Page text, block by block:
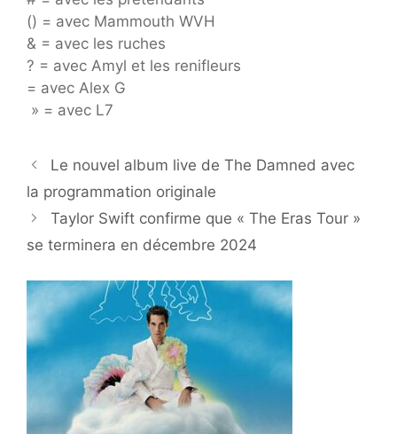
() = avec Mammouth WVH
& = avec les ruches
? = avec Amyl et les renifleurs
= avec Alex G
» = avec L7
Le nouvel album live de The Damned avec
la programmation originale
Taylor Swift confirme que « The Eras Tour »
se terminera en décembre 2024